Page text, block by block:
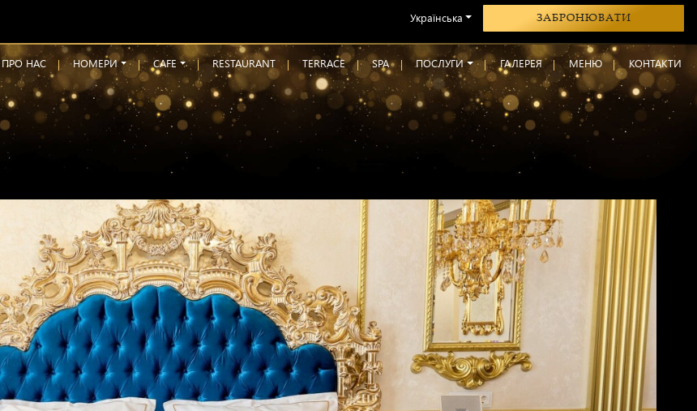
Українська ЗАБРОНЮВАТИ
ПРО НАС НОМЕРИ CAFE RESTAURANT TERRACE SPA ПОСЛУГИ ГАЛЕРЕЯ МЕНЮ КОНТАКТИ